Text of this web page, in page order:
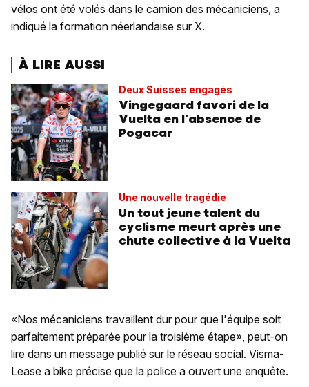
vélos ont été volés dans le camion des mécaniciens, a
indiqué la formation néerlandaise sur X.
À LIRE AUSSI
Deux Suisses engagés
Vingegaard favori de la
Vuelta en l'absence de
Pogacar
Une nouvelle tragédie
Un tout jeune talent du
cyclisme meurt après une
chute collective à la Vuelta
«Nos mécaniciens travaillent dur pour que l'équipe soit
parfaitement préparée pour la troisième étape», peut-on
lire dans un message publié sur le réseau social. Visma-
Lease a bike précise que la police a ouvert une enquête.